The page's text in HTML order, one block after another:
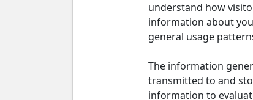
understand how
information about
general usage
The information
transmitted to and
information to